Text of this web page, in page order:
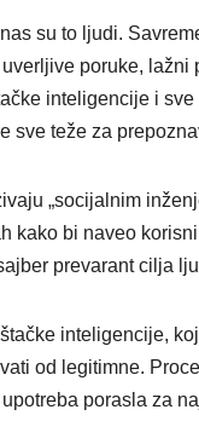
su to ljudi.
poruke,
inteligencije i
sve teže za
„socijalnim
kako bi naveo
prevarant cilja
inteligencije,
od legitimne.
porasla za